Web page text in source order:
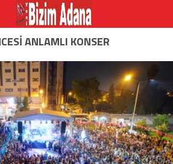
ANLAMLI KONSER